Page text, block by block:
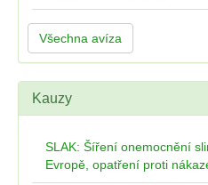
Všechna avíza
Kauzy
SLAK: Šíření onemocnění
Evropě, opatření proti